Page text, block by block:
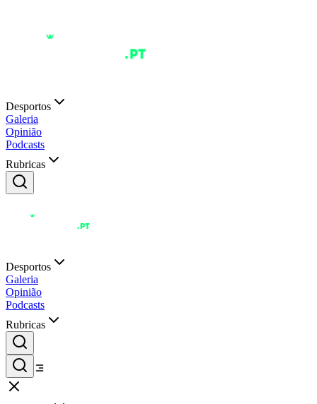
Desportos
Galeria
Opinião
Podcasts
Rubricas
Desportos
Galeria
Opinião
Podcasts
Rubricas